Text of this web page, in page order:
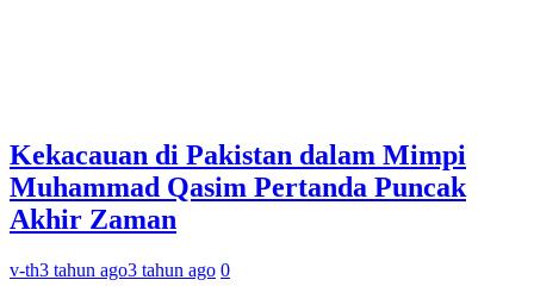
Kekacauan di Pakistan dalam Mimpi
Muhammad Qasim Pertanda Puncak
Akhir Zaman
v-th3 tahun ago3 tahun ago 0